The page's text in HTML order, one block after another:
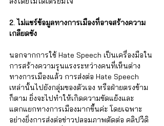
2. ไม่แชร์ข้อมูลทางการเมืองที่อาจสร้างความ
เกลียดชัง
นอกจากการใช้ Hate Speech เป็นเครื่องมือใน
การสร้างความรุนแรงระหว่างคนที่เห็นต่าง
ทางการเมืองแล้ว การส่งต่อ Hate Speech
เหล่านั้นไปยังกลุ่มของตัวเอง หรือฝ่ายตรงข้าม
ก็ตาม ยิ่งจะไปทำให้เกิดความขัดแย้งและ
แตกแยกทางการเมืองมากขึ้นค่ะ โดยเฉพาะ
อย่างยิ่งการส่งต่อข่าวปลอมภาพตัดต่อ คลิปวีดิ